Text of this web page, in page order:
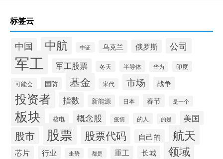
标签云
中国 中航 中证 乌克兰 俄罗斯 公司
军工 军工股票 冬天 半导体 华为 印度
可能会 国防 基金 宋代 市场 战争
投资者 指数 新能源 日本 春节 是一个
板块 核电 概念股 疫情 的人 的是 美国
股市 股票 股票代码 自己的 航天
芯片 行业 走势 都是 重工 长城 领域